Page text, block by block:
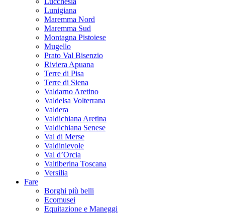
Lunigiana
Maremma Nord
Maremma Sud
Montagna Pistoiese
Mugello
Prato Val Bisenzio
Riviera Apuana
Terre di Pisa
Terre di Siena
Valdarno Aretino
Valdelsa Volterrana
Valdera
Valdichiana Aretina
Valdichiana Senese
Val di Merse
Valdinievole
Val d’Orcia
Valtiberina Toscana
Versilia
Fare
Borghi più belli
Ecomusei
Equitazione e Maneggi